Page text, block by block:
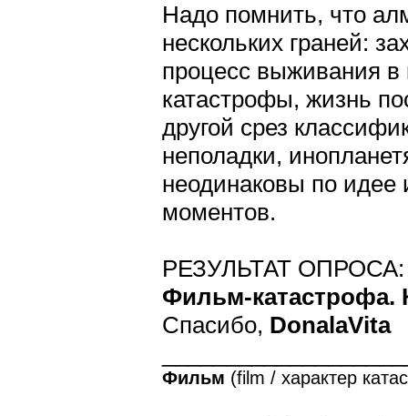
Надо помнить, что
нескольких граней:
процесс выживания в
катастрофы, жизнь
другой срез
неполадки,
неодинаковы по идее
моментов.
РЕЗУЛЬТАТ ОПРОСА:
Фильм-катастрофа.
Спасибо, DonalaVita
Фильм (film / характер